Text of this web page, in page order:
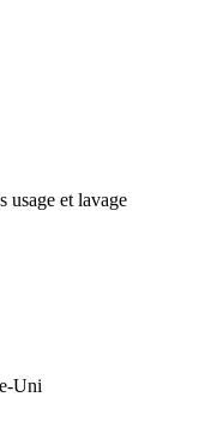
usage et lavage
Uni